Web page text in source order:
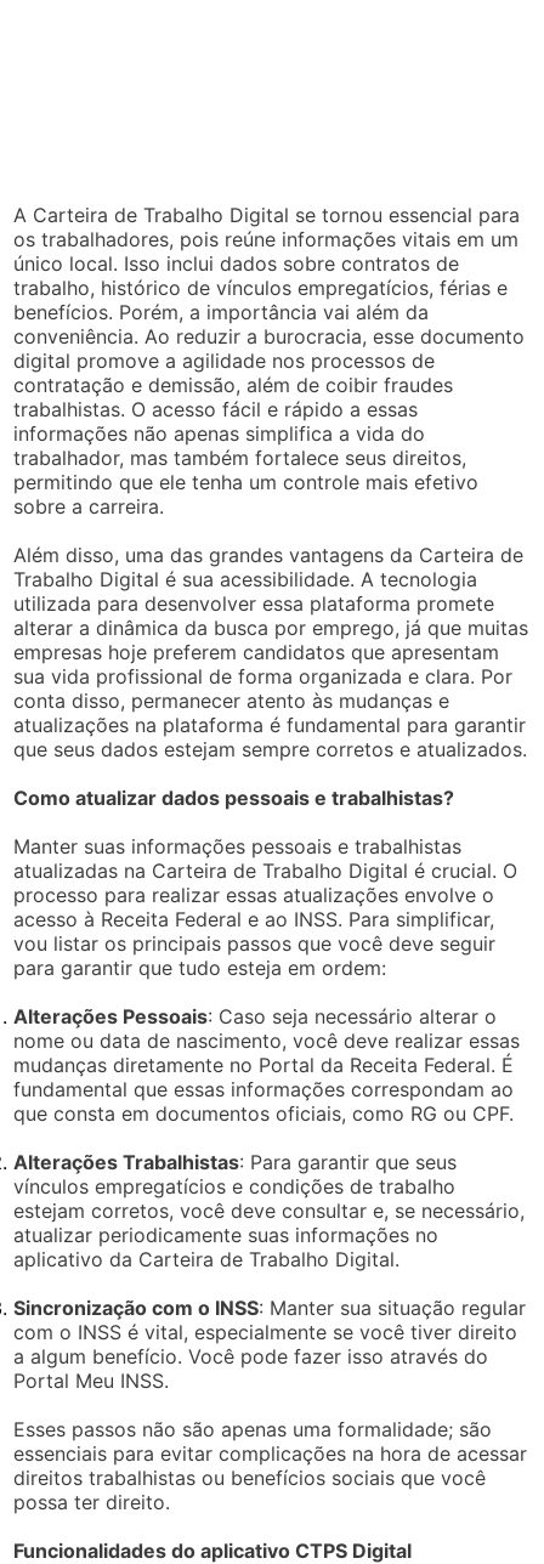
A Carteira de Trabalho Digital se tornou essencial para
os trabalhadores, pois reúne informações vitais em um
único local. Isso inclui dados sobre contratos de
trabalho, histórico de vínculos empregatícios, férias e
benefícios. Porém, a importância vai além da
conveniência. Ao reduzir a burocracia, esse documento
digital promove a agilidade nos processos de
contratação e demissão, além de coibir fraudes
trabalhistas. O acesso fácil e rápido a essas
informações não apenas simplifica a vida do
trabalhador, mas também fortalece seus direitos,
permitindo que ele tenha um controle mais efetivo
sobre a carreira.
Além disso, uma das grandes vantagens da Carteira de
Trabalho Digital é sua acessibilidade. A tecnologia
utilizada para desenvolver essa plataforma promete
alterar a dinâmica da busca por emprego, já que muitas
empresas hoje preferem candidatos que apresentam
sua vida profissional de forma organizada e clara. Por
conta disso, permanecer atento às mudanças e
atualizações na plataforma é fundamental para garantir
que seus dados estejam sempre corretos e atualizados.
Como atualizar dados pessoais e trabalhistas?
Manter suas informações pessoais e trabalhistas
atualizadas na Carteira de Trabalho Digital é crucial. O
processo para realizar essas atualizações envolve o
acesso à Receita Federal e ao INSS. Para simplificar,
vou listar os principais passos que você deve seguir
para garantir que tudo esteja em ordem:
Alterações Pessoais: Caso seja necessário alterar o
nome ou data de nascimento, você deve realizar essas
mudanças diretamente no Portal da Receita Federal. É
fundamental que essas informações correspondam ao
que consta em documentos oficiais, como RG ou CPF.
Alterações Trabalhistas: Para garantir que seus
vínculos empregatícios e condições de trabalho
estejam corretos, você deve consultar e, se necessário,
atualizar periodicamente suas informações no
aplicativo da Carteira de Trabalho Digital.
Sincronização com o INSS: Manter sua situação regular
com o INSS é vital, especialmente se você tiver direito
a algum benefício. Você pode fazer isso através do
Portal Meu INSS.
Esses passos não são apenas uma formalidade; são
essenciais para evitar complicações na hora de acessar
direitos trabalhistas ou benefícios sociais que você
possa ter direito.
Funcionalidades do aplicativo CTPS Digital